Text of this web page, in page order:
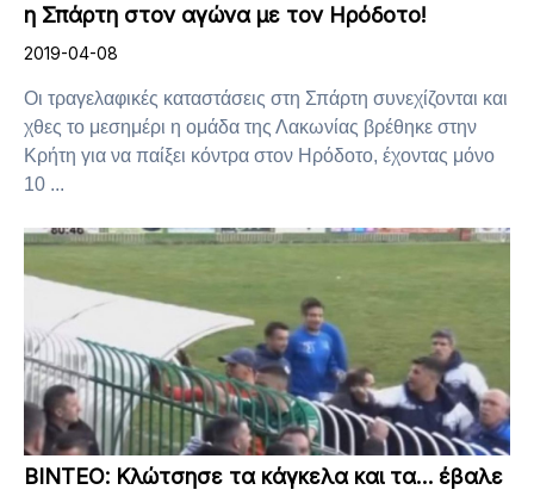
η Σπάρτη στον αγώνα με τον Ηρόδοτο!
2019-04-08
Οι τραγελαφικές καταστάσεις στη Σπάρτη συνεχίζονται και
χθες το μεσημέρι η ομάδα της Λακωνίας βρέθηκε στην
Κρήτη για να παίξει κόντρα στον Ηρόδοτο, έχοντας μόνο
10 ...
ΒΙΝΤΕΟ: Κλώτσησε τα κάγκελα και τα… έβαλε